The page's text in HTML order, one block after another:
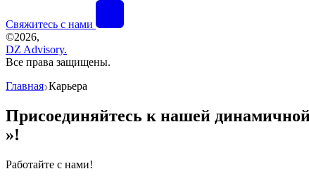
Свяжитесь с нами
©2026,
DZ Advisory.
Все права защищены.
Главная❯Карьера
Присоединяйтесь к нашей
»!
Работайте с нами!